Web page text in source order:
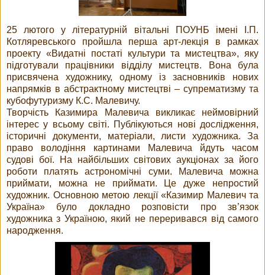
25 лютого у літературній вітальні ПОУНБ імені І.П.
Котляревського пройшла перша арт-лекція в рамках
проекту «Видатні постаті культури та мистецтва», яку
підготували працівники відділу мистецтв. Вона була
присвячена художнику, одному із засновників нових
напрямків в абстрактному мистецтві – супрематизму та
кубофутуризму К.С. Малевичу.
Творчість Казимира Малевича викликає неймовірний
інтерес у всьому світі. Публікуються нові дослідження,
історичні документи, матеріали, листи художника. За
право володіння картинами Малевича йдуть часом
судові бої. На найбільших світових аукціонах за його
роботи платять астрономічні суми. Малевича можна
приймати, можна не приймати. Це дуже непростий
художник. Основною метою лекції «Казимир Малевич та
Україна» було докладно розповісти про зв’язок
художника з Україною, який не переривався від самого
народження.